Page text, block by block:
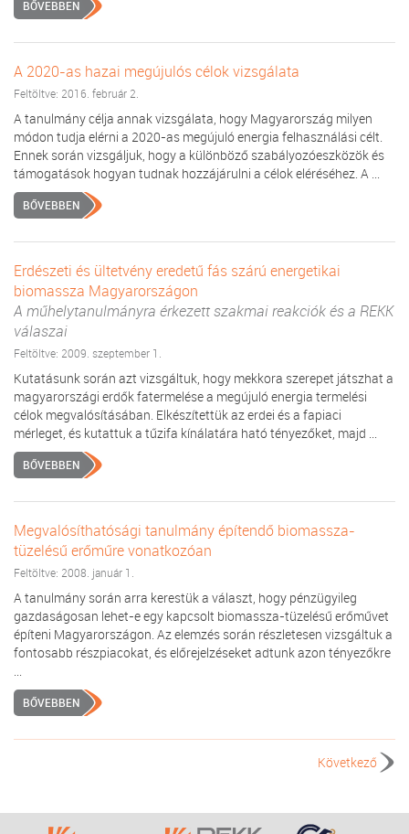
BŐVEBBEN
A 2020-as hazai megújulós célok vizsgálata
Feltöltve: 2016. február 2.
A tanulmány célja annak vizsgálata, hogy Magyarország milyen
módon tudja elérni a 2020-as megújuló energia felhasználási célt.
Ennek során vizsgáljuk, hogy a különböző szabályozóeszközök és
támogatások hogyan tudnak hozzájárulni a célok eléréséhez. A ...
BŐVEBBEN
Erdészeti és ültetvény eredetű fás szárú energetikai
biomassza Magyarországon
A műhelytanulmányra érkezett szakmai reakciók és a REKK
válaszai
Feltöltve: 2009. szeptember 1.
Kutatásunk során azt vizsgáltuk, hogy mekkora szerepet játszhat a
magyarországi erdők fatermelése a megújuló energia termelési
célok megvalósításában. Elkészítettük az erdei és a fapiaci
mérleget, és kutattuk a tűzifa kínálatára ható tényezőket, majd ...
BŐVEBBEN
Megvalósíthatósági tanulmány építendő biomassza-
tüzelésű erőműre vonatkozóan
Feltöltve: 2008. január 1.
A tanulmány során arra kerestük a választ, hogy pénzügyileg
gazdaságosan lehet-e egy kapcsolt biomassza-tüzelésű erőművet
építeni Magyarországon. Az elemzés során részletesen vizsgáltuk a
fontosabb részpiacokat, és előrejelzéseket adtunk azon tényezőkre
...
BŐVEBBEN
Következő